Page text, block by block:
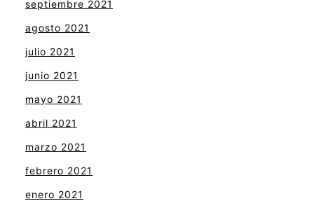
septiembre 2021
agosto 2021
julio 2021
junio 2021
mayo 2021
abril 2021
marzo 2021
febrero 2021
enero 2021